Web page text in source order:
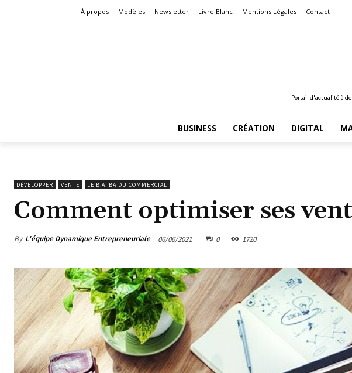
À propos Modèles Newsletter Livre Blanc Mentions Légales Contact
Portail d'actualité à
BUSINESS CRÉATION DIGITAL
DÉVELOPPER VENTE LE B.A. BA DU COMMERCIAL
Comment optimiser ses
By L'équipe Dynamique Entrepreneuriale 06/06/2021 0 1720